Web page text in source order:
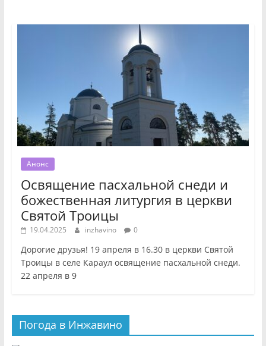
Анонс
Освящение пасхальной снеди и
божественная литургия в церкви
Святой Троицы
19.04.2025 inzhavino 0
Дорогие друзья! 19 апреля в 16.30 в церкви Святой
Троицы в селе Караул освящение пасхальной снеди.
22 апреля в 9
Погода в Инжавино